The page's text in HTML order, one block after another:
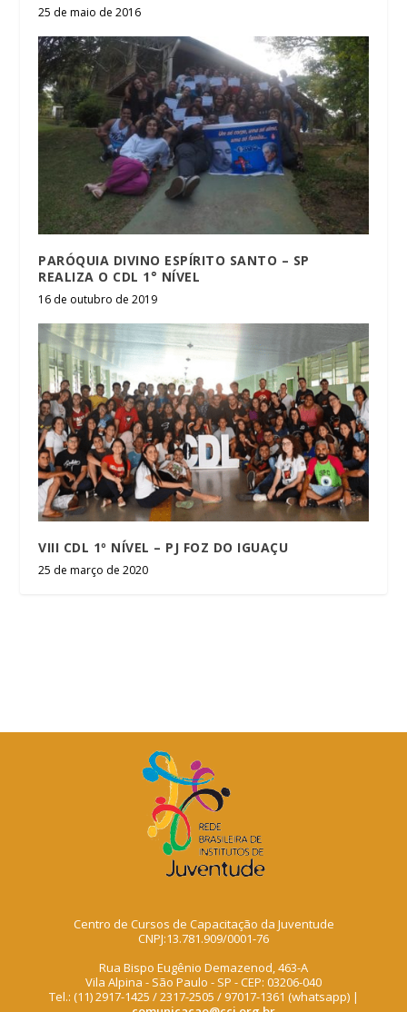
25 de maio de 2016
PARÓQUIA DIVINO ESPÍRITO SANTO – SP
REALIZA O CDL 1° NÍVEL
16 de outubro de 2019
VIII CDL 1º NÍVEL – PJ FOZ DO IGUAÇU
25 de março de 2020
Centro de Cursos de Capacitação da Juventude
CNPJ:13.781.909/0001-76
Rua Bispo Eugênio Demazenod, 463-A
Vila Alpina - São Paulo - SP - CEP: 03206-040
Tel.: (11) 2917-1425 / 2317-2505 / 97017-1361 (whatsapp) |